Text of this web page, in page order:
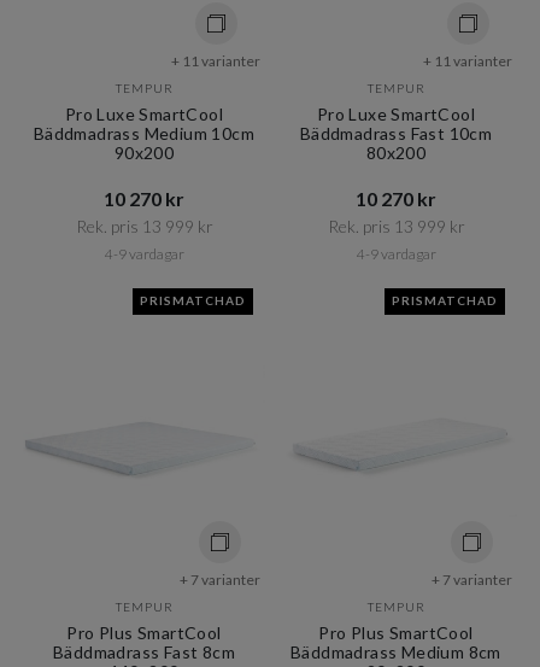
+ 11 varianter
TEMPUR
Pro Luxe SmartCool
Bäddmadrass Medium 10cm
90x200
10 270 kr​​
Rek. pris 13 999 kr​​
4-9 vardagar
+ 11 varianter
TEMPUR
Pro Luxe SmartCool
Bäddmadrass Fast 10cm
80x200
10 270 kr​​
Rek. pris 13 999 kr​​
4-9 vardagar
PRISMATCHAD
+ 7 varianter
TEMPUR
Pro Plus SmartCool
Bäddmadrass Fast 8cm
PRISMATCHAD
+ 7 varianter
TEMPUR
Pro Plus SmartCool
Bäddmadrass Medium 8cm